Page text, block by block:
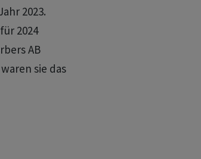
2023.
2024
AB
sie das